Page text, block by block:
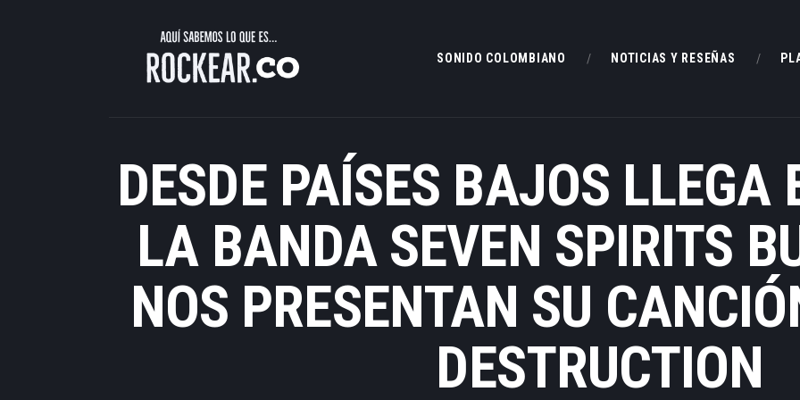
SONIDO COLOMBIANO NOTICIAS Y RESEÑAS
DESDE PAÍSES BAJOS LLEGA
LA BANDA SEVEN SPIRITS
NOS PRESENTAN SU
DESTRUCTION
VIDEOS
CONTACTO